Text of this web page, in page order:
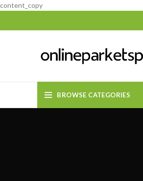
content_copy
BROWSE CATEGORIES